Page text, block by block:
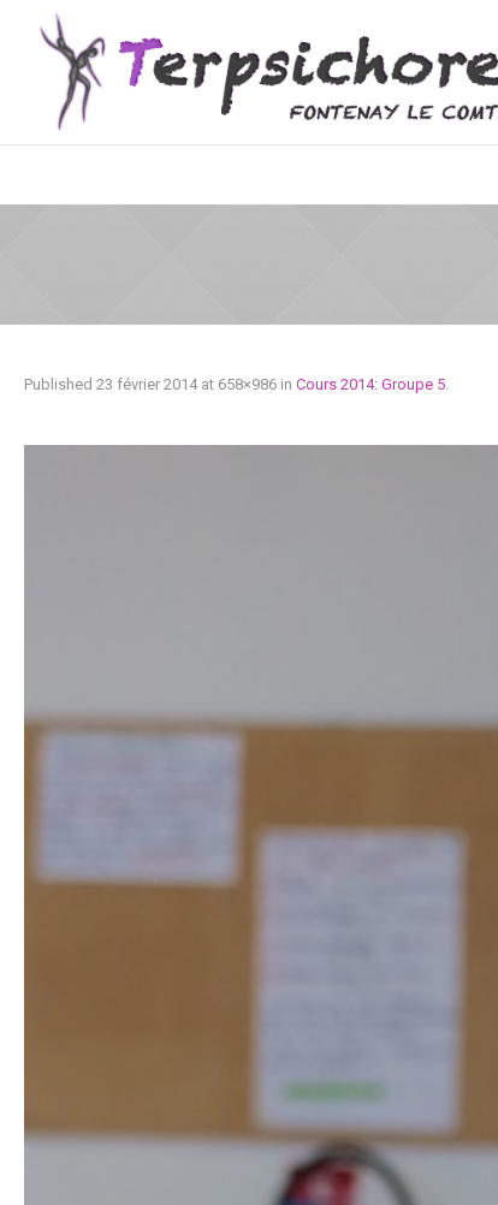
Published 23 février 2014at 658×986 in Cours 2014: Groupe 5.